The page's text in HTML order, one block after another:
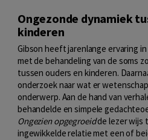
Ongezonde dynamiek
kinderen
Gibson heeft jarenlange ervaring
met de behandeling van de soms
tussen ouders en kinderen.
onderzoek naar wat er
onderwerp. Aan de hand van
behandelde en simpele
Ongezien opgegroeidde lezer wijs
ingewikkelde relatie met een of